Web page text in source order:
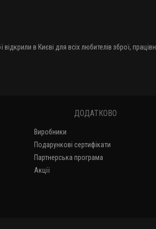
в Києві для всіх любителів зброї,
ДОДАТКОВО
Виробники
Подарункові сертифікати
Партнерська програма
Акції